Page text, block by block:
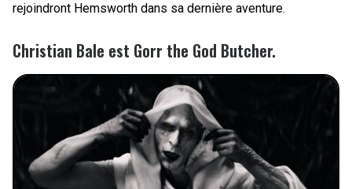
rejoindront Hemsworth dans sa dernière aventure.
Christian Bale est Gorr the God Butcher.